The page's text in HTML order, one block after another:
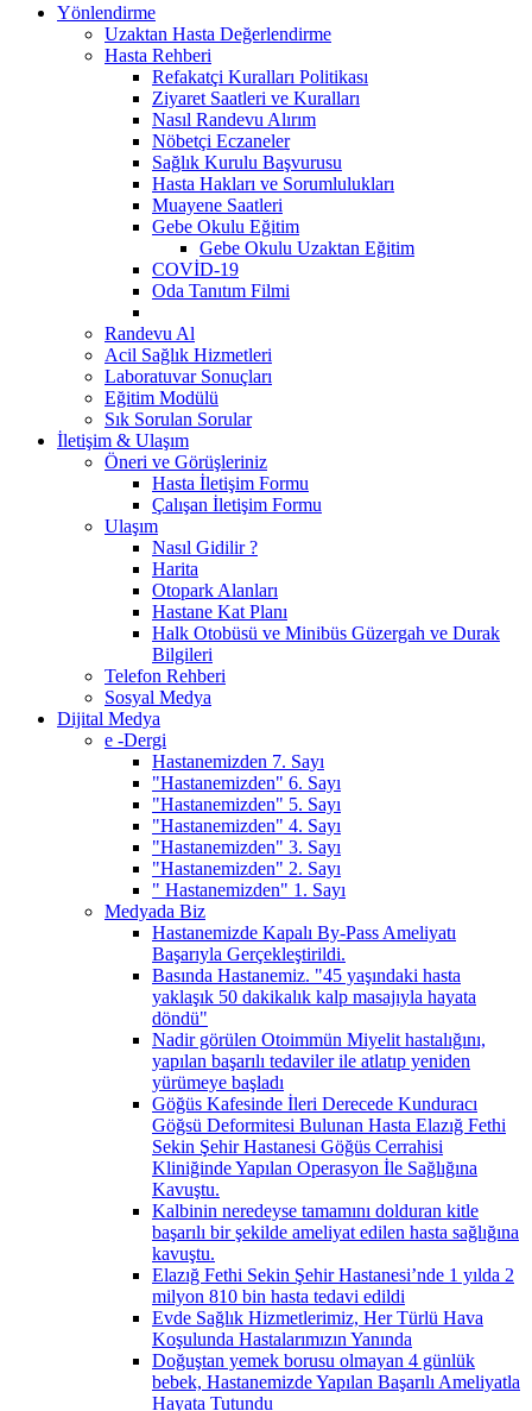
Yönlendirme
Uzaktan Hasta Değerlendirme
Hasta Rehberi
Refakatçi Kuralları Politikası
Ziyaret Saatleri ve Kuralları
Nasıl Randevu Alırım
Nöbetçi Eczaneler
Sağlık Kurulu Başvurusu
Hasta Hakları ve Sorumlulukları
Muayene Saatleri
Gebe Okulu Eğitim
Gebe Okulu Uzaktan Eğitim
COVİD-19
Oda Tanıtım Filmi
Randevu Al
Acil Sağlık Hizmetleri
Laboratuvar Sonuçları
Eğitim Modülü
Sık Sorulan Sorular
İletişim & Ulaşım
Öneri ve Görüşleriniz
Hasta İletişim Formu
Çalışan İletişim Formu
Ulaşım
Nasıl Gidilir ?
Harita
Otopark Alanları
Hastane Kat Planı
Halk Otobüsü ve Minibüs Güzergah ve Durak
Bilgileri
Telefon Rehberi
Sosyal Medya
Dijital Medya
e -Dergi
Hastanemizden 7. Sayı
"Hastanemizden" 6. Sayı
"Hastanemizden" 5. Sayı
"Hastanemizden" 4. Sayı
"Hastanemizden" 3. Sayı
"Hastanemizden" 2. Sayı
" Hastanemizden" 1. Sayı
Medyada Biz
Hastanemizde Kapalı By-Pass Ameliyatı
Başarıyla Gerçekleştirildi.
Basında Hastanemiz. "45 yaşındaki hasta
yaklaşık 50 dakikalık kalp masajıyla hayata
döndü"
Nadir görülen Otoimmün Miyelit hastalığını,
yapılan başarılı tedaviler ile atlatıp yeniden
yürümeye başladı
Göğüs Kafesinde İleri Derecede Kunduracı
Göğsü Deformitesi Bulunan Hasta Elazığ Fethi
Sekin Şehir Hastanesi Göğüs Cerrahisi
Kliniğinde Yapılan Operasyon İle Sağlığına
Kavuştu.
Kalbinin neredeyse tamamını dolduran kitle
başarılı bir şekilde ameliyat edilen hasta sağlığına
kavuştu.
Elazığ Fethi Sekin Şehir Hastanesi’nde 1 yılda 2
milyon 810 bin hasta tedavi edildi
Evde Sağlık Hizmetlerimiz, Her Türlü Hava
Koşulunda Hastalarımızın Yanında
Doğuştan yemek borusu olmayan 4 günlük
bebek, Hastanemizde Yapılan Başarılı Ameliyatla
Hayata Tutundu